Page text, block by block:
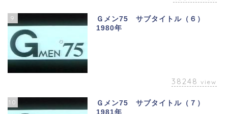
9
Ｇメン75 サブタイトル（６）
1980年
38248 view
10
Ｇメン75 サブタイトル（７）
1981年